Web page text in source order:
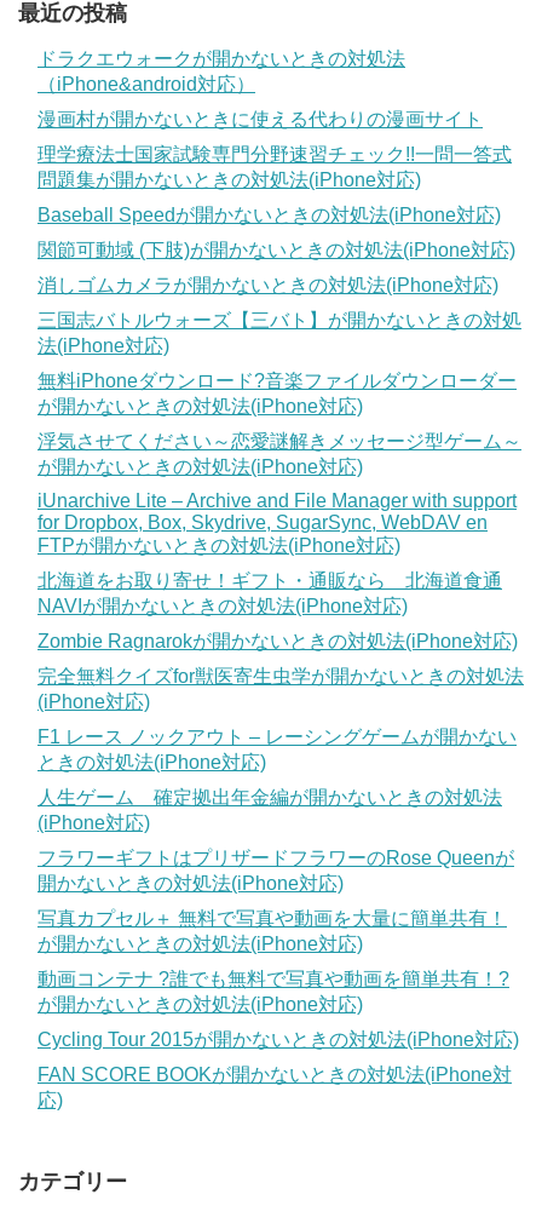
最近の投稿
ドラクエウォークが開かないときの対処法
（iPhone&android対応）
漫画村が開かないときに使える代わりの漫画サイト
理学療法士国家試験専門分野速習チェック!!一問一答式
問題集が開かないときの対処法(iPhone対応)
Baseball Speedが開かないときの対処法(iPhone対応)
関節可動域 (下肢)が開かないときの対処法(iPhone対応)
消しゴムカメラが開かないときの対処法(iPhone対応)
三国志バトルウォーズ【三バト】が開かないときの対処
法(iPhone対応)
無料iPhoneダウンロード?音楽ファイルダウンローダー
が開かないときの対処法(iPhone対応)
浮気させてください～恋愛謎解きメッセージ型ゲーム～
が開かないときの対処法(iPhone対応)
iUnarchive Lite – Archive and File Manager with support
for Dropbox, Box, Skydrive, SugarSync, WebDAV en
FTPが開かないときの対処法(iPhone対応)
北海道をお取り寄せ！ギフト・通販なら 北海道食通
NAVIが開かないときの対処法(iPhone対応)
Zombie Ragnarokが開かないときの対処法(iPhone対応)
完全無料クイズfor獣医寄生虫学が開かないときの対処法
(iPhone対応)
F1 レース ノックアウト – レーシングゲームが開かない
ときの対処法(iPhone対応)
人生ゲーム 確定拠出年金編が開かないときの対処法
(iPhone対応)
フラワーギフトはプリザードフラワーのRose Queenが
開かないときの対処法(iPhone対応)
写真カプセル＋ 無料で写真や動画を大量に簡単共有！
が開かないときの対処法(iPhone対応)
動画コンテナ ?誰でも無料で写真や動画を簡単共有！?
が開かないときの対処法(iPhone対応)
Cycling Tour 2015が開かないときの対処法(iPhone対応)
FAN SCORE BOOKが開かないときの対処法(iPhone対
応)
カテゴリー